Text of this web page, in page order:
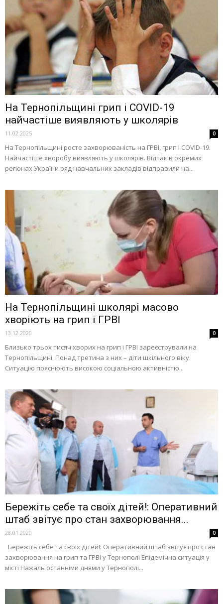
На Тернопільщині грип і COVID-19
найчастіше виявляють у школярів
11.02.2025 0
На Тернопільщині росте захворюваність на ГРВІ, грип і COVID-19.
Найчастіше хворобу виявляють у школярів. Відтак в окремих
регіонах України ряд навчальних закладів відправили на...
На Тернопільщині школярі масово
хворіють на грип і ГРВІ
13.12.2020 0
Близько трьох тисяч хворих на грип і ГРВІ зареєстрували на
Тернопільщині. Понад третина з них – діти шкільного віку.
Ситуацію пояснюють високою соціальною активністю...
Бережіть себе та своїх дітей!: Оперативний
штаб звітує про стан захворювання...
28.01.2020 0
Бережіть себе та своїх дітей!: Оперативний штаб звітує про стан
захворювання на грип та ГРВІ у Тернополі Епідемічна ситуація у
місті Нажаль останніми днями у Тернополі...